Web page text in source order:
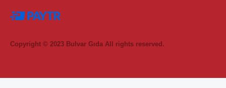
Copyright © 2023 Bulvar Gıda All rights reserved.